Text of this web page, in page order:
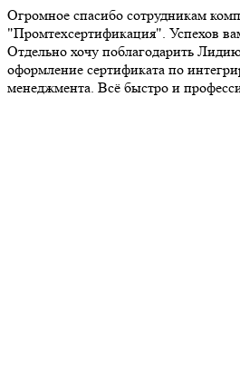
Огромное спасибо сотрудникам
"Промтехсертификация". Успехов
Отдельно хочу поблагодарить
оформление сертификата по
менеджмента. Всё быстро и